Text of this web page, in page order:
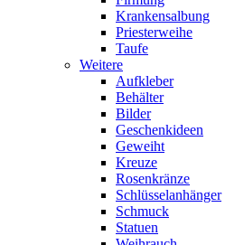
Krankensalbung
Priesterweihe
Taufe
Weitere
Aufkleber
Behälter
Bilder
Geschenkideen
Geweiht
Kreuze
Rosenkränze
Schlüsselanhänger
Schmuck
Statuen